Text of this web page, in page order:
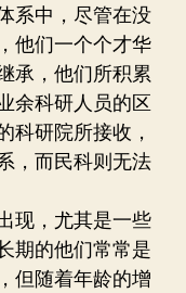
系中，尽管在没
他们一个个才华
承，他们所积累
余科研人员的区
科研院所接收，
，而民科则无法
现，尤其是一些
期的他们常常是
但随着年龄的增